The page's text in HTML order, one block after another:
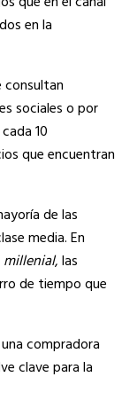
en la
consultan
sociales o por
10
que encuentran
de las
media. En
millenial, las
de tiempo que
compradora
clave para la